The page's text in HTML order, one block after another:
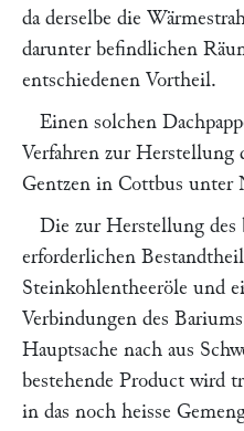
da derselbe die
darunter befindlichen
entschiedenen Vortheil.
Einen solchen
Verfahren zur Herstellung
Gentzen in Cottbus unter
Die zur Herstellung des
erforderlichen
Steinkohlentheeröle und
Verbindungen des
Hauptsache nach aus
bestehende Product wird
in das noch heisse